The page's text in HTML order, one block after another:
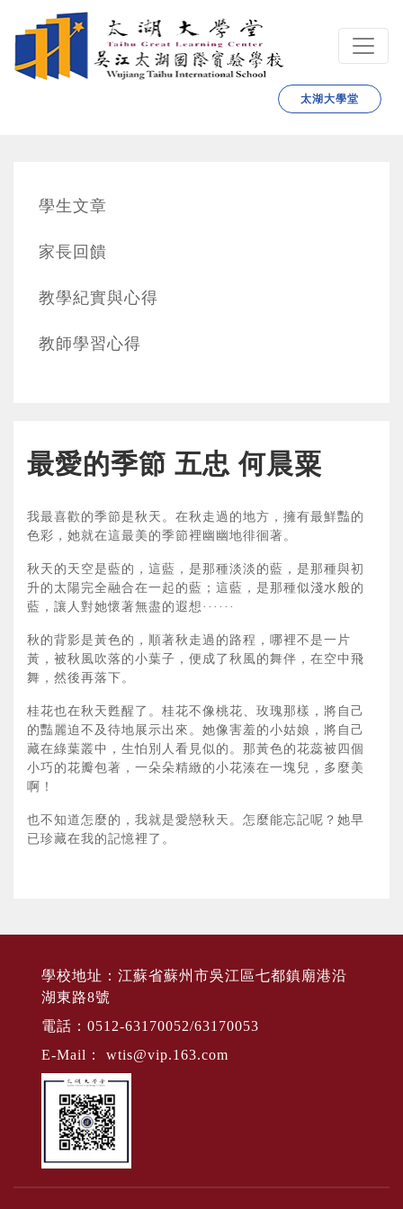
跳转到主要内容
太湖大學堂
學生文章
家長回饋
教學紀實與心得
教師學習心得
最愛的季節 五忠 何晨粟
我最喜歡的季節是秋天。在秋走過的地方，擁有最鮮豔的
色彩，她就在這最美的季節裡幽幽地徘徊著。
秋天的天空是藍的，這藍，是那種淡淡的藍，是那種與初
升的太陽完全融合在一起的藍；這藍，是那種似淺水般的
藍，讓人對她懷著無盡的遐想······
秋的背影是黃色的，順著秋走過的路程，哪裡不是一片
黃，被秋風吹落的小葉子，便成了秋風的舞伴，在空中飛
舞，然後再落下。
桂花也在秋天甦醒了。桂花不像桃花、玫瑰那樣，將自己
的豔麗迫不及待地展示出來。她像害羞的小姑娘，將自己
藏在綠葉叢中，生怕別人看見似的。那黃色的花蕊被四個
小巧的花瓣包著，一朵朵精緻的小花湊在一塊兒，多麼美
啊！
也不知道怎麼的，我就是愛戀秋天。怎麼能忘記呢？她早
已珍藏在我的記憶裡了。
學校地址：江蘇省蘇州市吳江區七都鎮廟港沿
湖東路8號
電話：0512-63170052/63170053
E-Mail： wtis@vip.163.com